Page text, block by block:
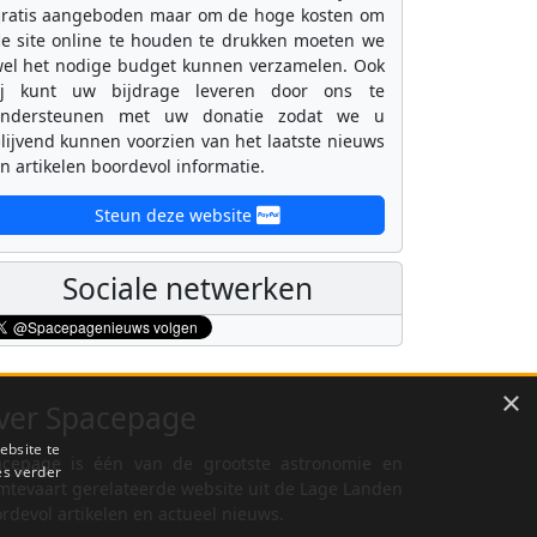
aangeboden maar om de hoge kosten om
site online te houden te drukken moeten we
het nodige budget kunnen verzamelen. Ook
kunt uw bijdrage leveren door ons te
met uw donatie zodat we u
kunnen voorzien van het laatste nieuws
artikelen boordevol informatie.
Steun deze website
Sociale netwerken
is één van de grootste astronomie en
×
te
verder